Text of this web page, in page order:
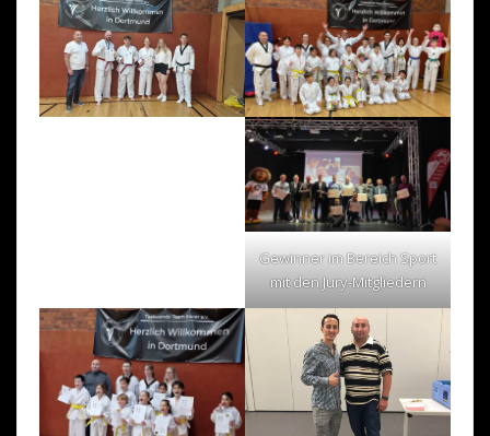
Gewinner im Bereich Sport
mit den Jury-Mitgliedern